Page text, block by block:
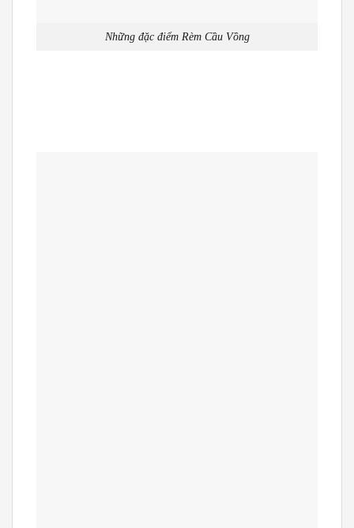
Những đặc điểm Rèm Cầu Vồng